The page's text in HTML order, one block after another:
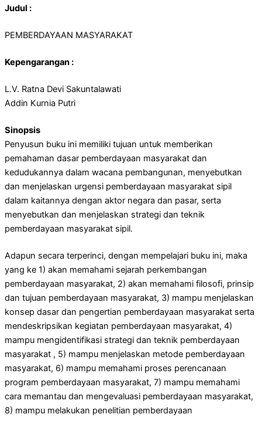
Judul :
PEMBERDAYAAN MASYARAKAT
Kepengarangan :
L.V. Ratna Devi Sakuntalawati
Addin Kurnia Putri
Sinopsis
Penyusun buku ini memiliki tujuan untuk memberikan
pemahaman dasar pemberdayaan masyarakat dan
kedudukannya dalam wacana pembangunan, menyebutkan
dan menjelaskan urgensi pemberdayaan masyarakat sipil
dalam kaitannya dengan aktor negara dan pasar, serta
menyebutkan dan menjelaskan strategi dan teknik
pemberdayaan masyarakat sipil.
Adapun secara terperinci, dengan mempelajari buku ini, maka
yang ke 1) akan memahami sejarah perkembangan
pemberdayaan masyarakat, 2) akan memahami filosofi, prinsip
dan tujuan pemberdayaan masyarakat, 3) mampu menjelaskan
konsep dasar dan pengertian pemberdayaan masyarakat serta
mendeskripsikan kegiatan pemberdayaan masyarakat, 4)
mampu mengidentifikasi strategi dan teknik pemberdayaan
masyarakat , 5) mampu menjelaskan metode pemberdayaan
masyarakat, 6) mampu memahami proses perencanaan
program pemberdayaan masyarakat, 7) mampu memahami
cara memantau dan mengevaluasi pemberdayaan masyarakat,
8) mampu melakukan penelitian pemberdayaan